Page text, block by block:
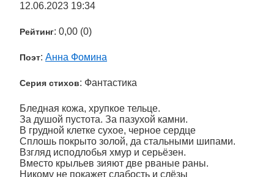
12.06.2023 19:34
Рейтинг: 0,00 (0)
Поэт: Анна Фомина
Серия стихов: Фантастика
Бледная кожа, хрупкое тельце.
За душой пустота. За пазухой камни.
В грудной клетке сухое, черное сердце
Сплошь покрыто золой, да стальными шипами.
Взгляд исподлобья хмур и серьёзен.
Вместо крыльев зияют две рваные раны.
Никому не покажет слабость и слёзы